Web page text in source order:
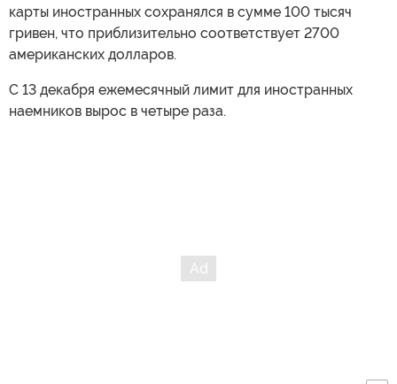
карты иностранных сохранялся в сумме 100 тысяч
гривен, что приблизительно соответствует 2700
американских долларов.
С 13 декабря ежемесячный лимит для иностранных
наемников вырос в четыре раза.